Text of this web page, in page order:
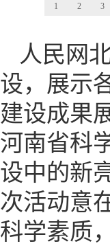
1 2 3
人民网
设，展示
建设成果
河南省科
设中的新
次活动意
科学素质